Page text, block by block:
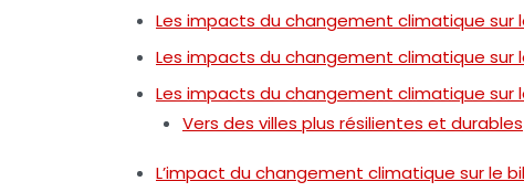
Les impacts du changement climatique sur
Les impacts du changement climatique sur
Les impacts du changement climatique sur
Vers des villes plus résilientes et durables
L’impact du changement climatique sur le